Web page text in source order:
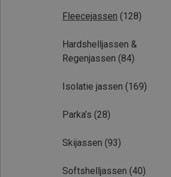
Fleecejassen (128)
Hardshelljassen &
Regenjassen (84)
Isolatie jassen (169)
Parka’s (28)
Skijassen (93)
Softshelljassen (40)